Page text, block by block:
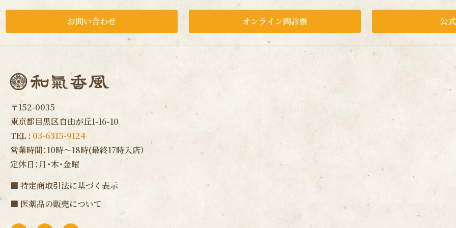
お問い合わせ オンライン問診票 公
〒152-0035
東京都目黒区自由が丘1-16-10
TEL : 03-6315-9124
営業時間：10時〜18時(最終17時入店）
定休日：月・木・金曜
■ 特定商取引法に基づく表示
■ 医薬品の販売について
F I L